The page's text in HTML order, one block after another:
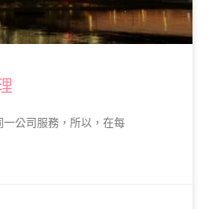
公司服務，所以，在每